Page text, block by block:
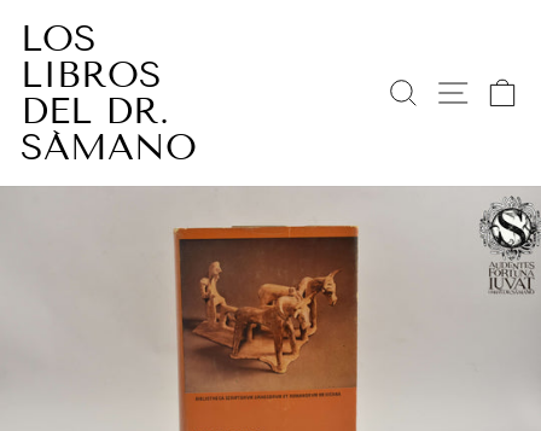
directamente
contenido
LOS
LIBROS
DEL DR.
SÁMANO
BUSCAR